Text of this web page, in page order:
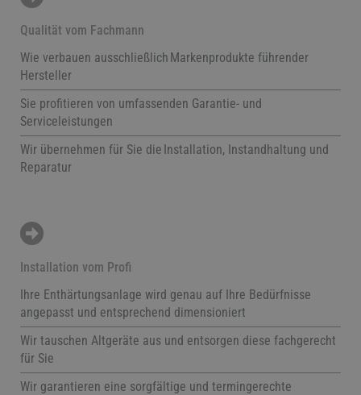
Qualität vom Fachmann
Wie verbauen ausschließlich Markenprodukte führender
Hersteller
Sie profitieren von umfassenden Garantie- und
Serviceleistungen
Wir übernehmen für Sie die Installation, Instandhaltung und
Reparatur
Installation vom Profi
Ihre Enthärtungsanlage wird genau auf Ihre Bedürfnisse
angepasst und entsprechend dimensioniert
Wir tauschen Altgeräte aus und entsorgen diese fachgerecht
für Sie
Wir garantieren eine sorgfältige und termingerechte